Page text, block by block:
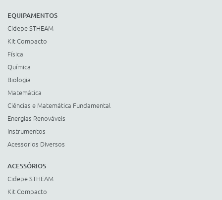
EQUIPAMENTOS
Cidepe STHEAM
Kit Compacto
Física
Química
Biologia
Matemática
Ciências e Matemática Fundamental
Energias Renováveis
Instrumentos
Acessorios Diversos
ACESSÓRIOS
Cidepe STHEAM
Kit Compacto